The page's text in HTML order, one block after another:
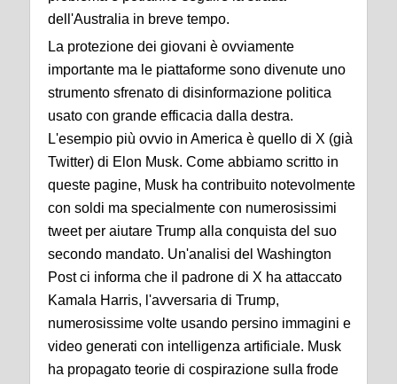
dell'Australia in breve tempo.
La protezione dei giovani è ovviamente
importante ma le piattaforme sono divenute uno
strumento sfrenato di disinformazione politica
usato con grande efficacia dalla destra.
L'esempio più ovvio in America è quello di X (già
Twitter) di Elon Musk. Come abbiamo scritto in
queste pagine, Musk ha contribuito notevolmente
con soldi ma specialmente con numerosissimi
tweet per aiutare Trump alla conquista del suo
secondo mandato. Un'analisi del Washington
Post ci informa che il padrone di X ha attaccato
Kamala Harris, l'avversaria di Trump,
numerosissime volte usando persino immagini e
video generati con intelligenza artificiale. Musk
ha propagato teorie di cospirazione sulla frode